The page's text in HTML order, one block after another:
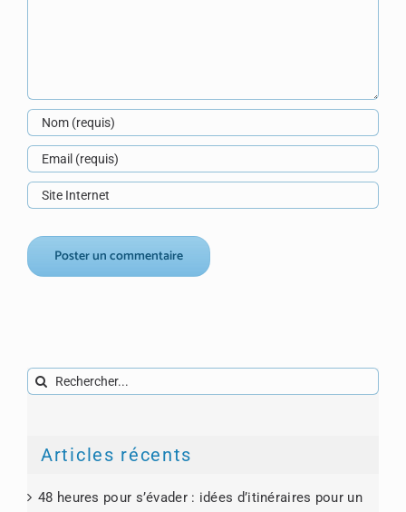
Rechercher:
Articles récents
48 heures pour s’évader : idées d’itinéraires pour un